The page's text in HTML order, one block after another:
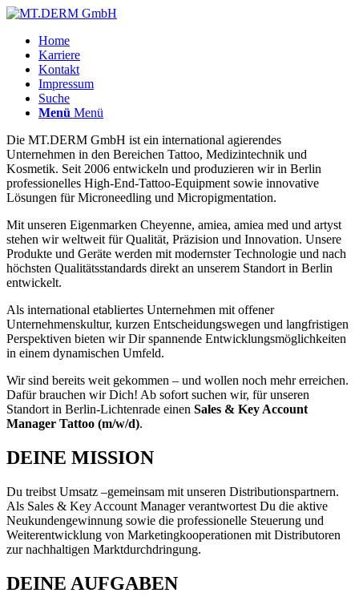
Home
Karriere
Kontakt
Impressum
Suche
Menü Menü
Die MT.DERM GmbH ist ein international agierendes
Unternehmen in den Bereichen Tattoo, Medizintechnik und
Kosmetik. Seit 2006 entwickeln und produzieren wir in Berlin
professionelles High-End-Tattoo-Equipment sowie innovative
Lösungen für Microneedling und Micropigmentation.
Mit unseren Eigenmarken Cheyenne, amiea, amiea med und artyst
stehen wir weltweit für Qualität, Präzision und Innovation. Unsere
Produkte und Geräte werden mit modernster Technologie und nach
höchsten Qualitätsstandards direkt an unserem Standort in Berlin
entwickelt.
Als international etabliertes Unternehmen mit offener
Unternehmenskultur, kurzen Entscheidungswegen und langfristigen
Perspektiven bieten wir Dir spannende Entwicklungsmöglichkeiten
in einem dynamischen Umfeld.
Wir sind bereits weit gekommen – und wollen noch mehr erreichen.
Dafür brauchen wir Dich! Ab sofort suchen wir, für unseren
Standort in Berlin-Lichtenrade einen Sales & Key Account
Manager Tattoo (m/w/d).
DEINE MISSION
Du treibst Umsatz –gemeinsam mit unseren Distributionspartnern.
Als Sales & Key Account Manager verantwortest Du die aktive
Neukundengewinnung sowie die professionelle Steuerung und
Weiterentwicklung von Marketingkooperationen mit Distributoren
zur nachhaltigen Marktdurchdringung.
DEINE AUFGABEN